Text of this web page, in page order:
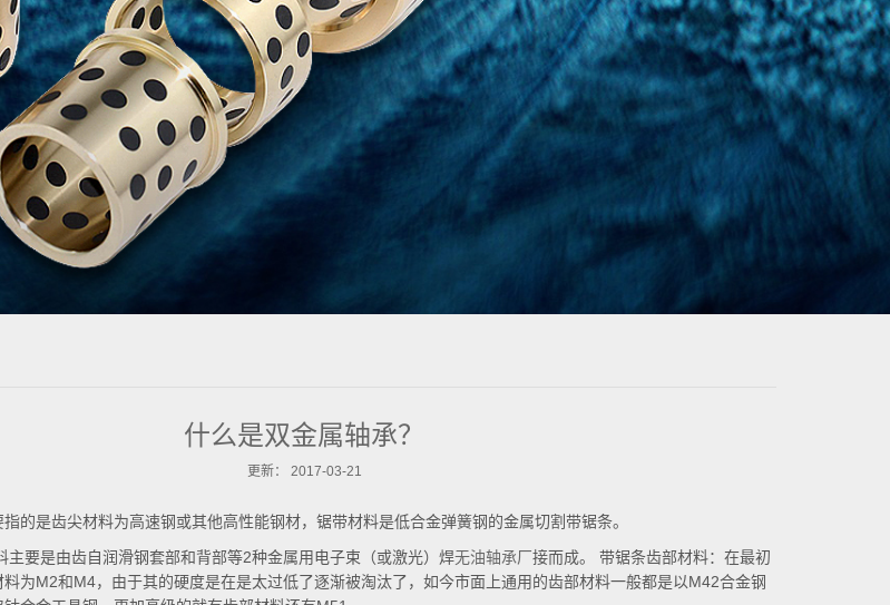
什么是双金属轴承？
更新： 2017-03-21
的是齿尖材料为高速钢或其他高性能钢材，锯带材料是低合金弹簧钢的金属切割带锯条。
主要是由齿自润滑钢套部和背部等2种金属用电子束（或激光）焊无油轴承厂接而成。 带锯条齿部材料：在最初
为M2和M4，由于其的硬度是在是太过低了逐渐被淘汰了，如今市面上通用的齿部材料一般都是以M42合金钢